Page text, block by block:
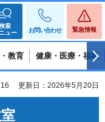
索
ュー
お問い合わせ 緊急情報
教育 健康・医療・福祉
更新日：2026年5月20日